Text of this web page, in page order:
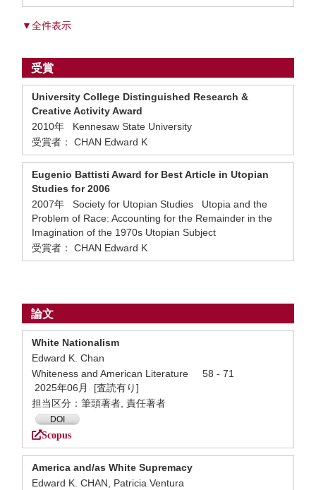
▼全件表示
受賞
University College Distinguished Research &
Creative Activity Award
2010年 Kennesaw State University
受賞者： CHAN Edward K
Eugenio Battisti Award for Best Article in Utopian
Studies for 2006
2007年 Society for Utopian Studies Utopia and the
Problem of Race: Accounting for the Remainder in the
Imagination of the 1970s Utopian Subject
受賞者： CHAN Edward K
論文
White Nationalism
Edward K. Chan
Whiteness and American Literature 58 - 71
2025年06月 [査読有り]
担当区分：筆頭著者, 責任著者
DOI
Scopus
America and/as White Supremacy
Edward K. CHAN, Patricia Ventura